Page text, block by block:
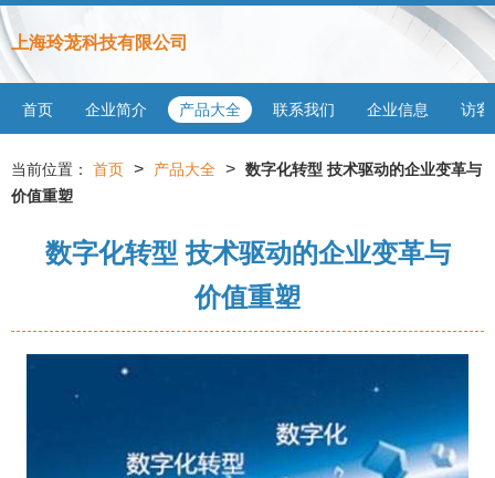
上海玲茏科技有限公司
首页 企业简介 产品大全 联系我们 企业信息 访客
当前位置： 首页 > 产品大全 > 数字化转型 技术驱动的企业变革与
价值重塑
数字化转型 技术驱动的企业变革与
价值重塑